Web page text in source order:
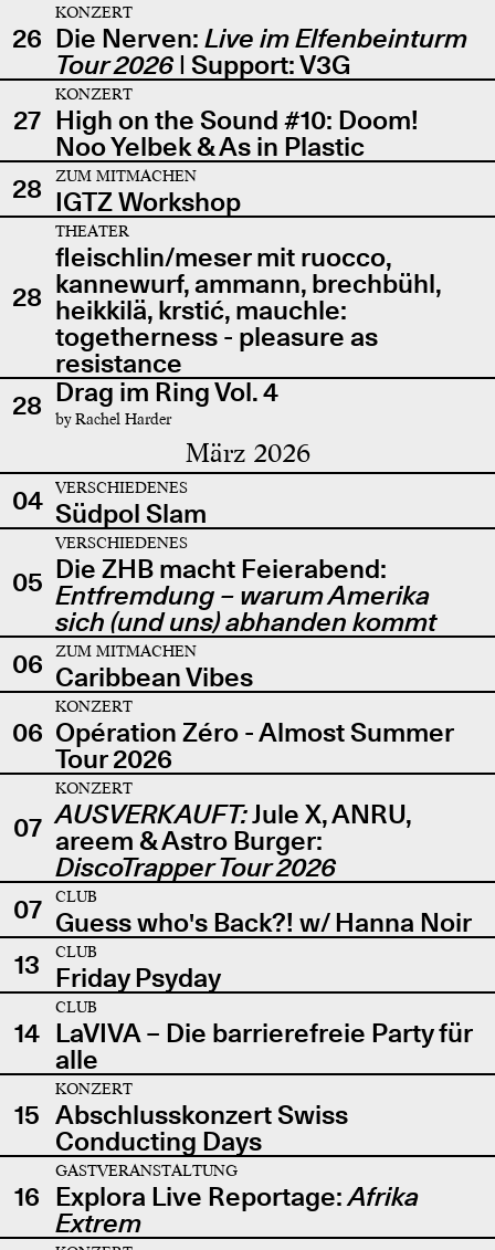
26
KONZERT
Die Nerven: Live im Elfenbeinturm
Tour 2026| Support: V3G
27
KONZERT
High on the Sound #10: Doom!
Noo Yelbek & As in Plastic
28
ZUM MITMACHEN
IGTZ Workshop
28
THEATER
fleischlin/meser mit ruocco,
kannewurf, ammann, brechbühl,
heikkilä, krstić, mauchle:
togetherness - pleasure as
resistance
28 Drag im Ring Vol. 4
by Rachel Harder
März 2026
04 VERSCHIEDENES
Südpol Slam
05
VERSCHIEDENES
Die ZHB macht Feierabend:
Entfremdung – warum Amerika
sich (und uns) abhanden kommt
06
ZUM MITMACHEN
Caribbean Vibes
06
KONZERT
Opération Zéro - Almost Summer
Tour 2026
07
KONZERT
AUSVERKAUFT:Jule X, ANRU,
areem & Astro Burger:
DiscoTrapper Tour 2026
07
CLUB
Guess who's Back?! w/ Hanna Noir
13
CLUB
Friday Psyday
14
CLUB
LaVIVA – Die barrierefreie Party für
alle
15
KONZERT
Abschlusskonzert Swiss
Conducting Days
16
GASTVERANSTALTUNG
Explora Live Reportage:Afrika
Extrem